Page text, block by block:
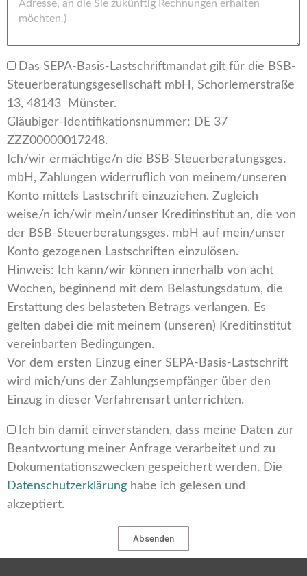
Das SEPA-Basis-Lastschriftmandat gilt für die BSB-
Steuerberatungsgesellschaft mbH, Schorlemerstraße
13, 48143 Münster.
Gläubiger-Identifikationsnummer: DE 37
ZZZ00000017248.
Ich/wir ermächtige/n die BSB-Steuerberatungsges.
mbH, Zahlungen widerruflich von meinem/unseren
Konto mittels Lastschrift einzuziehen. Zugleich
weise/n ich/wir mein/unser Kreditinstitut an, die von
der BSB-Steuerberatungsges. mbH auf mein/unser
Konto gezogenen Lastschriften einzulösen.
Hinweis: Ich kann/wir können innerhalb von acht
Wochen, beginnend mit dem Belastungsdatum, die
Erstattung des belasteten Betrags verlangen. Es
gelten dabei die mit meinem (unseren) Kreditinstitut
vereinbarten Bedingungen.
Vor dem ersten Einzug einer SEPA-Basis-Lastschrift
wird mich/uns der Zahlungsempfänger über den
Einzug in dieser Verfahrensart unterrichten.
Ich bin damit einverstanden, dass meine Daten zur
Beantwortung meiner Anfrage verarbeitet und zu
Dokumentationszwecken gespeichert werden. Die
Datenschutzerklärung habe ich gelesen und
akzeptiert.
Absenden